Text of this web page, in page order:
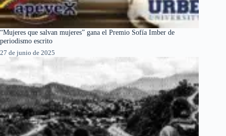
“Mujeres que salvan mujeres” gana el Premio Sofía Imber de
periodismo escrito
27 de junio de 2025